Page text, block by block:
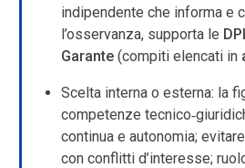
indipendente che informa e
l’osservanza, supporta le
Garante (compiti elencati in
Scelta interna o esterna: la
competenze
continua e autonomia;
con conflitti d’interesse;